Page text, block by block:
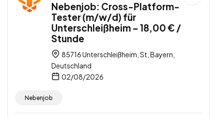
Nebenjob: Cross-Platform-
Tester (m/w/d) für
Unterschleißheim – 18,00 € /
Stunde
85716 Unterschleißheim, St, Bayern,
Deutschland
02/08/2026
Nebenjob